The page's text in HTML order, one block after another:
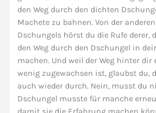
den Weg durch den dichten
Machete zu bahnen. Von der
Dschungels hörst du die Rufe derer,
den Weg durch den Dschungel in
machen. Und weil der Weg hinter dir
wenig zugewachsen ist, glaubst du,
auch wieder durch. Nein, musst du
Dschungel musste für manche